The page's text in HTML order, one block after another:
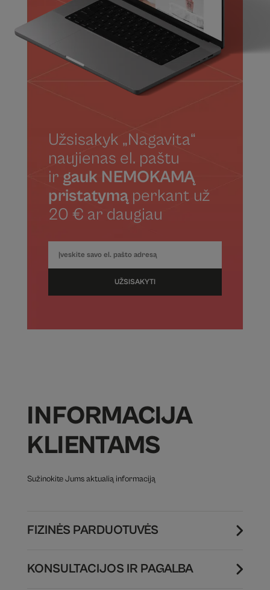
Užsisakyk „Nagavita“
naujienas el. paštu
ir gauk NEMOKAMĄ
pristatymąperkant už
20 € ar daugiau
UŽSISAKYTI
INFORMACIJA
KLIENTAMS
Sužinokite Jums aktualią informaciją
FIZINĖS PARDUOTUVĖS
KONSULTACIJOS IR PAGALBA